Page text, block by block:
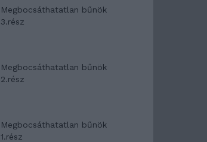
Megbocsáthatatlan bűnök
3.rész
Megbocsáthatatlan bűnök
2.rész
Megbocsáthatatlan bűnök
1.rész